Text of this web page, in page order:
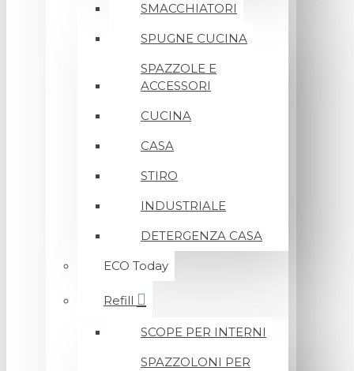
SMACCHIATORI
SPUGNE CUCINA
SPAZZOLE E
ACCESSORI
CUCINA
CASA
STIRO
INDUSTRIALE
DETERGENZA CASA
ECO Today
Refill
SCOPE PER INTERNI
SPAZZOLONI PER